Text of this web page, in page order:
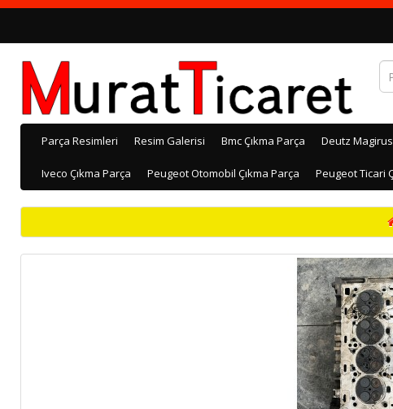
Parça Resimleri Resim Galerisi Bmc Çıkma Parça Deutz Magirus
Iveco Çıkma Parça Peugeot Otomobil Çıkma Parça Peugeot Ticari